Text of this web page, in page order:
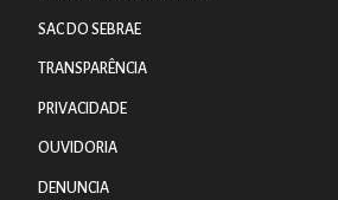
SAC DO SEBRAE
TRANSPARÊNCIA
PRIVACIDADE
OUVIDORIA
DENUNCIA